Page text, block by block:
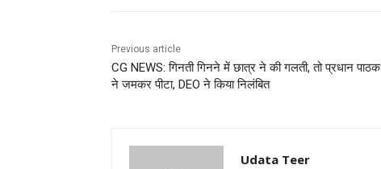
Previous article
CG NEWS: गिनती गिनने में छात्र ने की गलती, तो प्रधान पाठक
ने जमकर पीटा, DEO ने किया निलंबित
Udata Teer